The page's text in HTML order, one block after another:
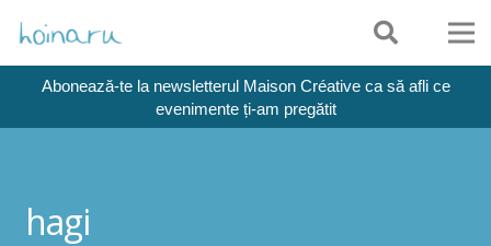
Abonează-te la newsletterul Maison Créative ca să afli ce
evenimente ți-am pregătit
hagi